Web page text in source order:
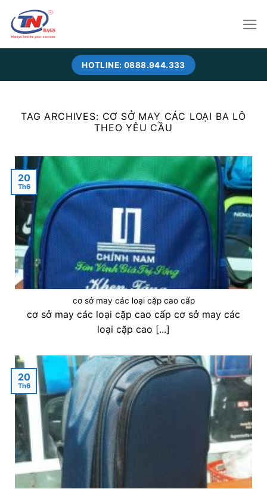
content
HOTLINE: 0888.944.333
TAG ARCHIVES: CƠ SỞ MAY CÁC LOẠI BA LÔ
THEO YÊU CẦU
cơ sở may các loại cặp cao cấp
cơ sở may các loại cặp cao cấp cơ sở may các
loại cặp cao [...]
20
Th6
20
Th6